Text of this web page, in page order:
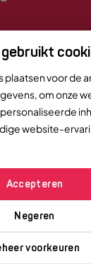
plaatsen voor de
om onze
website-
voorkeuren
Negeren
Accepteren